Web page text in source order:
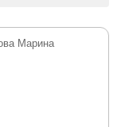
Марина